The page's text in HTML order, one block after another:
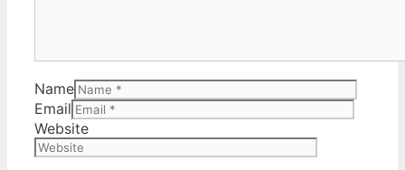
Name
Email
Website